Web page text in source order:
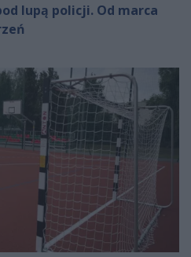
lupą policji. Od marca